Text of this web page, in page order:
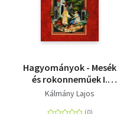
Hagyományok - Mesék
és rokonneműek I.
kötet
Kálmány Lajos